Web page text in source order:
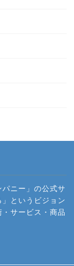
ニー」の公式サ
というビジョン
サービス・商品